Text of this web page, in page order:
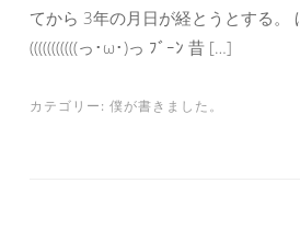
てから 3年の月日が経とうとする。
(((((((((((っ･ω･)っ ﾌﾞｰﾝ 昔 […]
カテゴリー: 僕が書きました。